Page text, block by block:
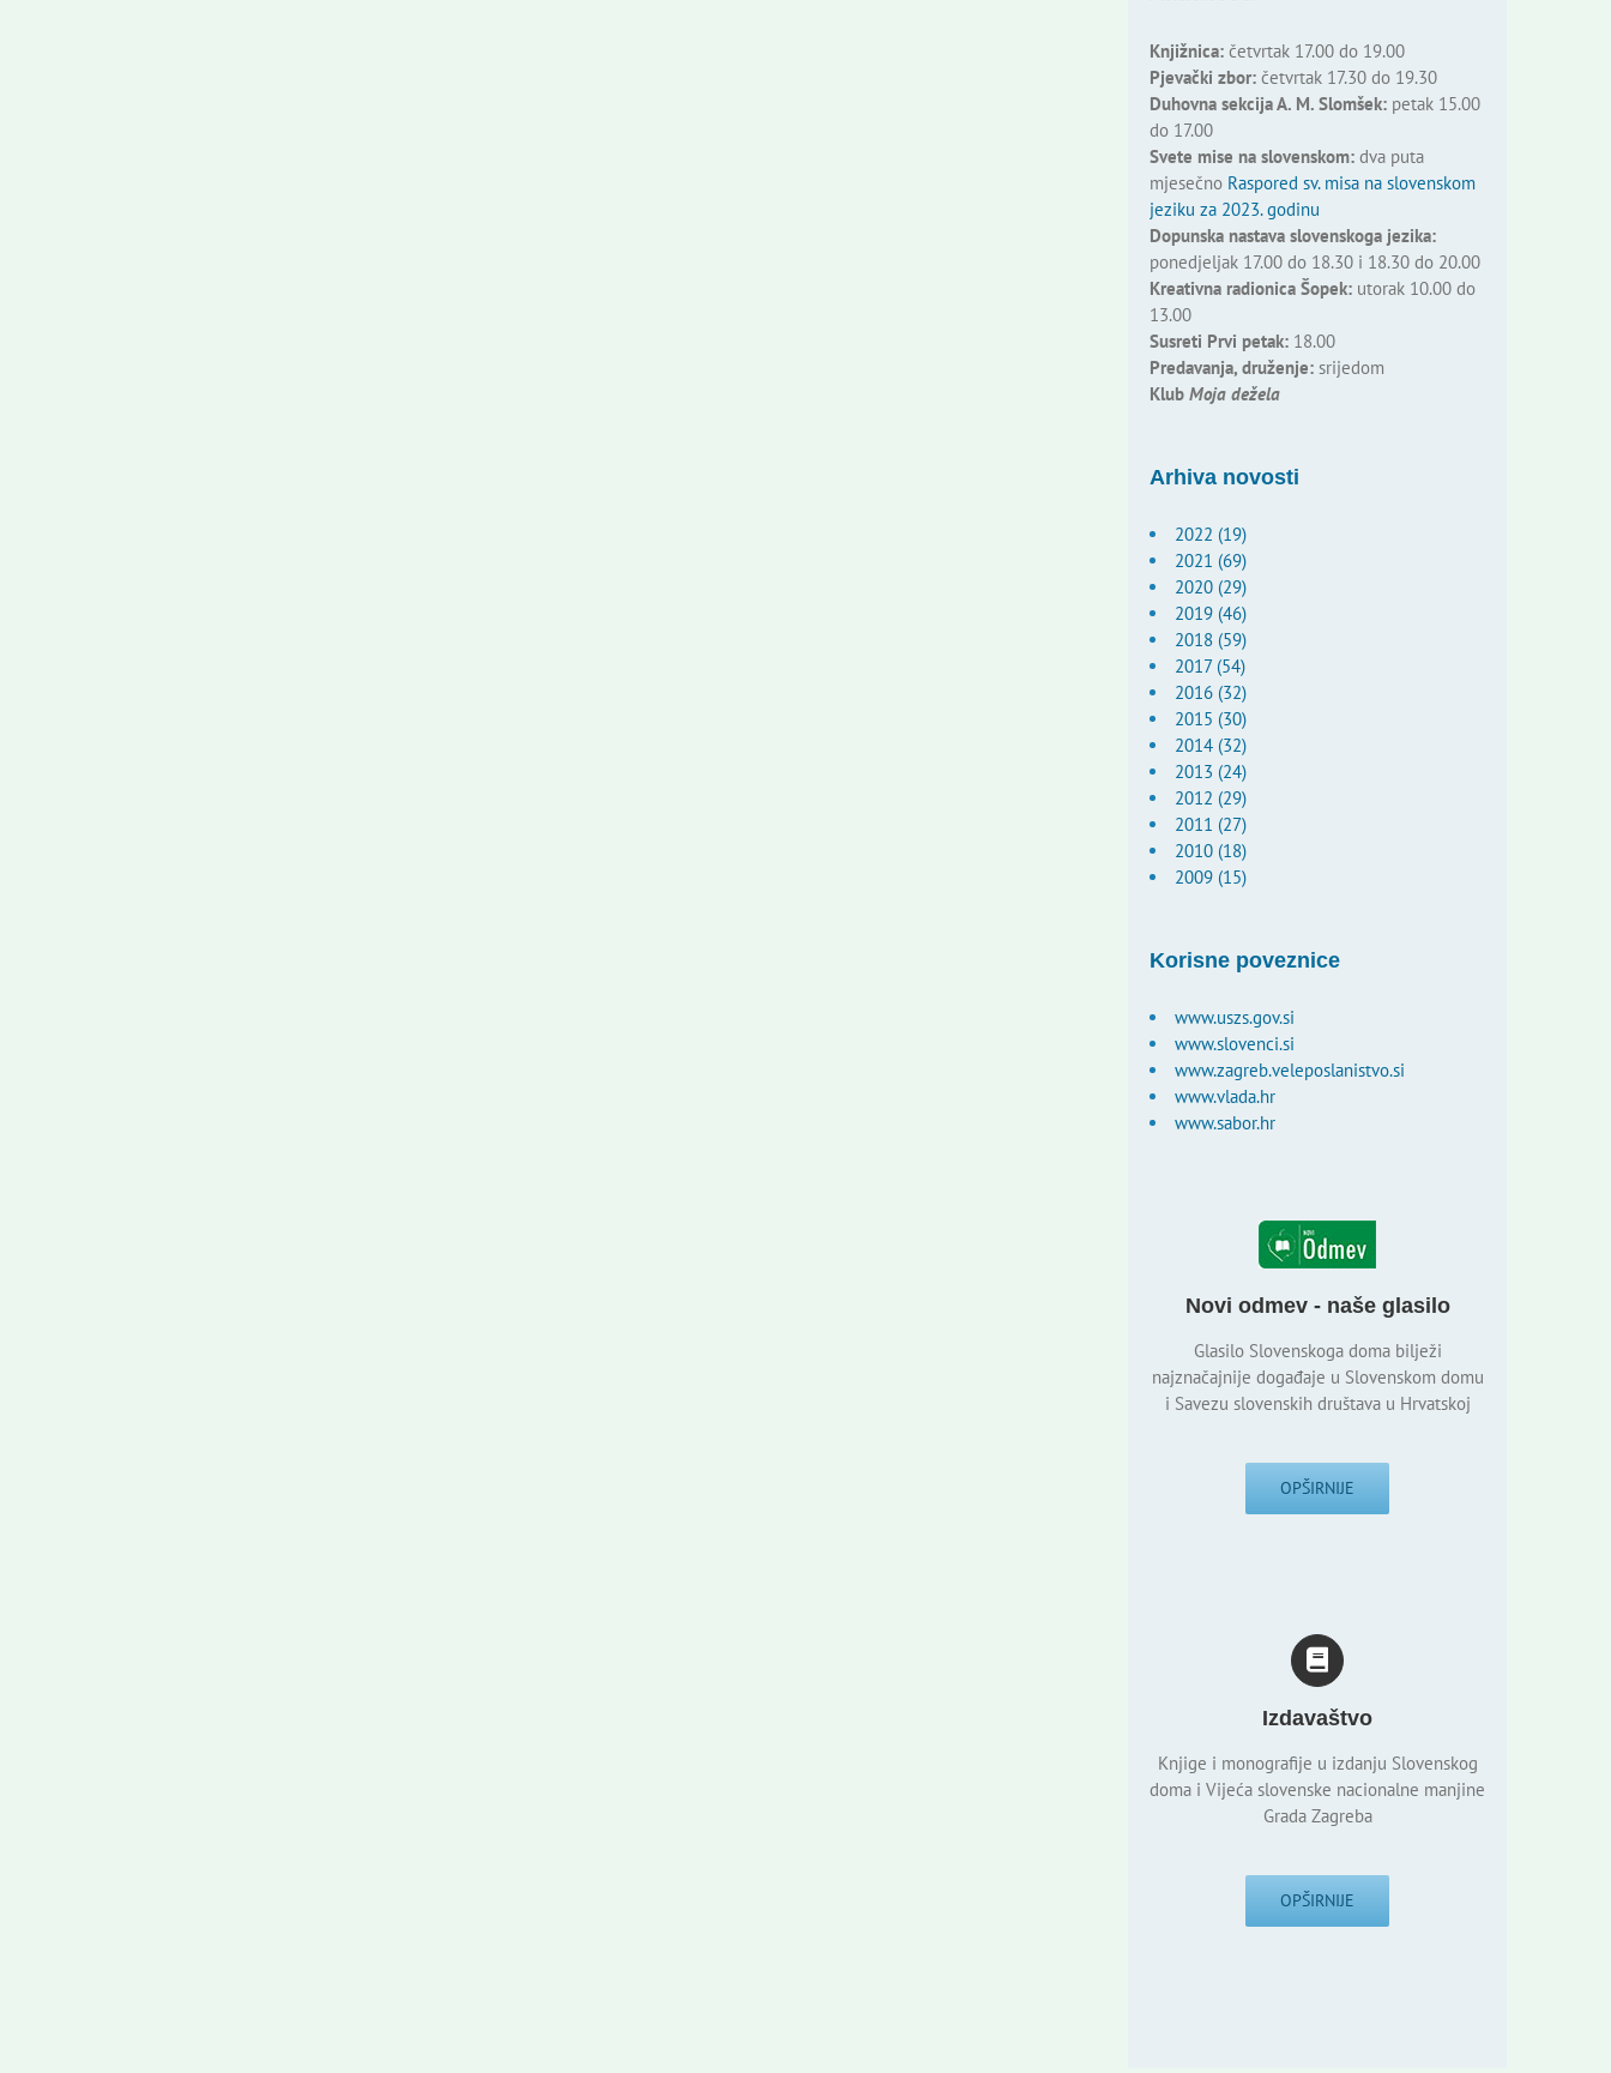
Knjižnica:četvrtak 17.00 do 19.00
Pjevački zbor:četvrtak 17.30 do 19.30
Duhovna sekcija A. M. Slomšek:petak 15.00
do 17.00
Svete mise na slovenskom:dva puta
mjesečno Raspored sv. misa na slovenskom
jeziku za 2023. godinu
Dopunska nastava slovenskoga jezika:
ponedjeljak 17.00 do 18.30 i 18.30 do 20.00
Kreativna radionica Šopek:utorak 10.00 do
13.00
Susreti Prvi petak:18.00
Predavanja, druženje:srijedom
Klub Moja dežela
Arhiva novosti
2022 (19)
2021 (69)
2020 (29)
2019 (46)
2018 (59)
2017 (54)
2016 (32)
2015 (30)
2014 (32)
2013 (24)
2012 (29)
2011 (27)
2010 (18)
2009 (15)
Korisne poveznice
www.uszs.gov.si
www.slovenci.si
www.zagreb.veleposlanistvo.si
www.vlada.hr
www.sabor.hr
Novi odmev - naše glasilo
Glasilo Slovenskoga doma bilježi
najznačajnije događaje u Slovenskom domu
i Savezu slovenskih društava u Hrvatskoj
OPŠIRNIJE
Izdavaštvo
Knjige i monografije u izdanju Slovenskog
doma i Vijeća slovenske nacionalne manjine
Grada Zagreba
OPŠIRNIJE